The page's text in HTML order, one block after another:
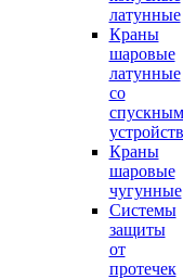
латунные
Краны
шаровые
латунные
со
спускным
Краны
шаровые
чугунные
Системы
защиты
от
протечек